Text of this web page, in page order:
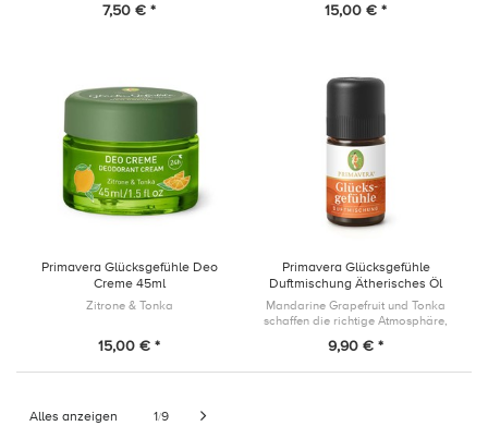
7,50 € * 15,00 € *
Primavera Glücksgefühle Deo
Creme 45ml
Zitrone & Tonka
15,00 € *
Primavera Glücksgefühle
Duftmischung Ätherisches Öl
5ml
Mandarine Grapefruit und Tonka
schaffen die richtige Atmosphäre,
9,90 € *
Alles anzeigen 1/9